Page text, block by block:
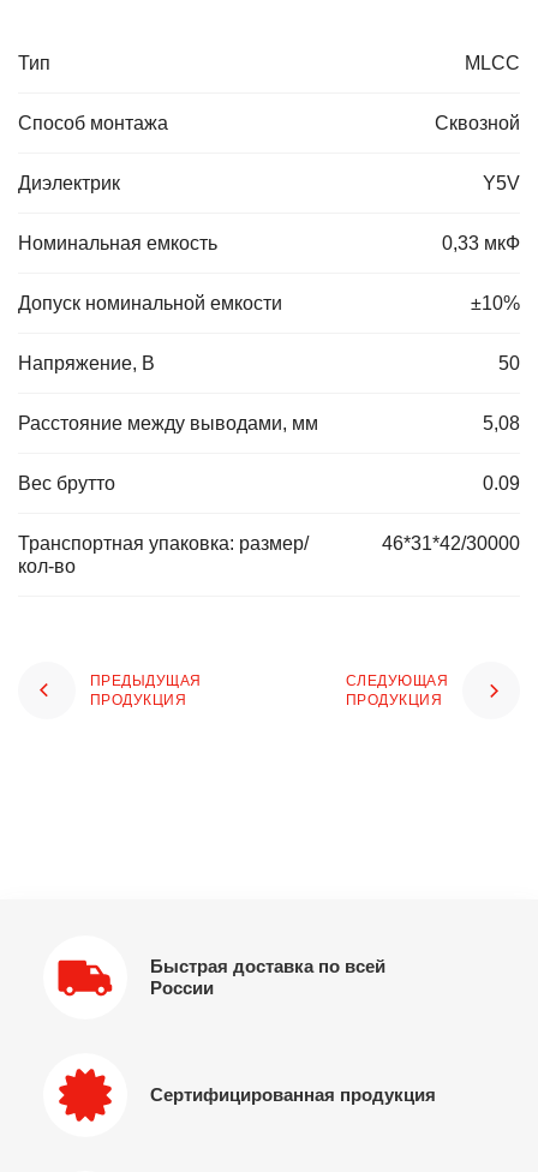
Тип MLCC
Способ монтажа Сквозной
Диэлектрик Y5V
Номинальная емкость 0,33 мкФ
Допуск номинальной емкости ±10%
Напряжение, В 50
Расстояние между выводами, мм 5,08
Вес брутто 0.09
Транспортная упаковка: размер/
кол-во
46*31*42/30000
ПРЕДЫДУЩАЯ
ПРОДУКЦИЯ
СЛЕДУЮЩАЯ
ПРОДУКЦИЯ
Быстрая доставка по всей
России
Сертифицированная продукция